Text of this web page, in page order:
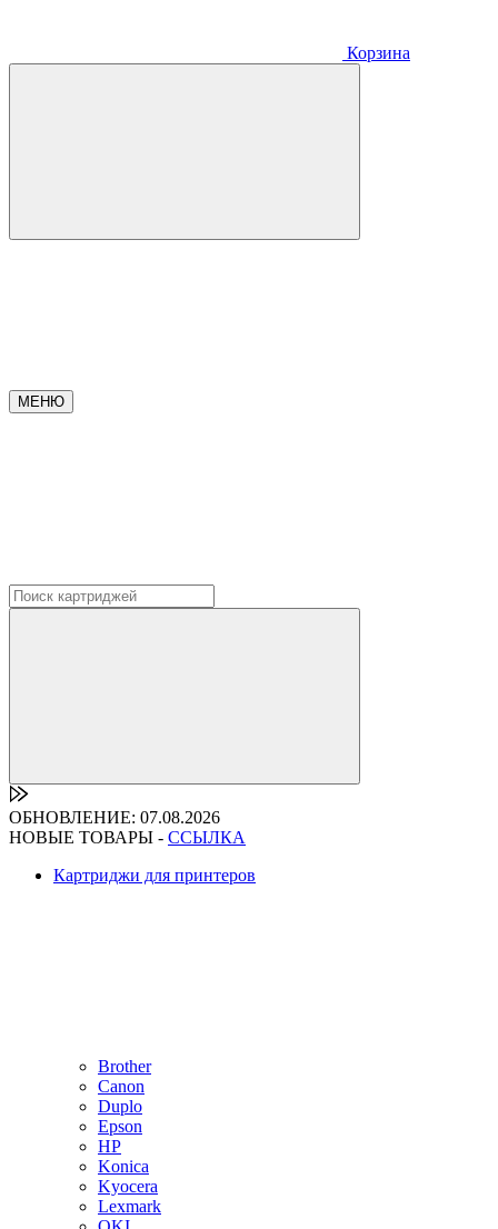
Корзина
МЕНЮ
ОБНОВЛЕНИЕ: 07.08.2026
НОВЫЕ ТОВАРЫ - ССЫЛКА
Картриджи для принтеров
Brother
Canon
Duplo
Epson
HP
Konica
Kyocera
Lexmark